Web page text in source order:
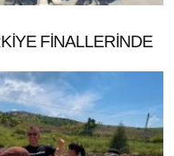
FİNALLERİNDE